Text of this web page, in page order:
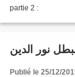
partie 2 :
نور الدين
Publié le 25/12/